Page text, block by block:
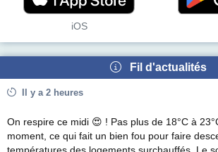
iOS
Fil d'actualités
Il y a 2 heures
On respire ce midi 😍 ! Pas plus de 18°C à
moment, ce qui fait un bien fou pour faire